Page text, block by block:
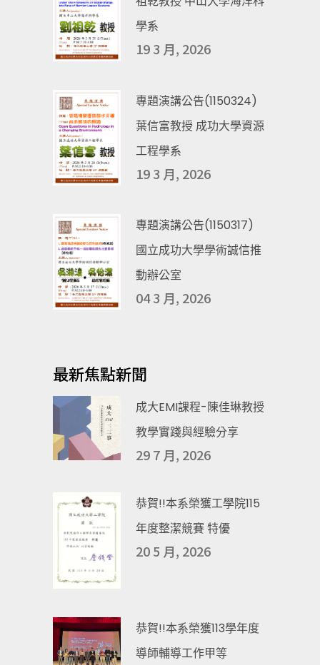
學系
19 3 月, 2026
專題演講公告(1150324)
葉信富教授 成功大學資源
工程學系
19 3 月, 2026
專題演講公告(1150317)
國立成功大學學術誠信推
動辦公室
04 3 月, 2026
最新焦點新聞
成大EMI課程-陳佳琳教授
教學實踐與經驗分享
29 7 月, 2026
恭賀!!本系榮獲工學院115
年度整潔競賽 特優
20 5 月, 2026
恭賀!!本系榮獲113學年度
導師輔導工作甲等